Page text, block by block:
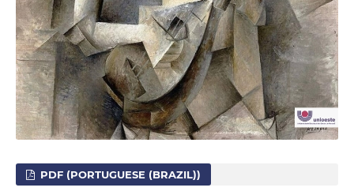
PDF (PORTUGUESE (BRAZIL))